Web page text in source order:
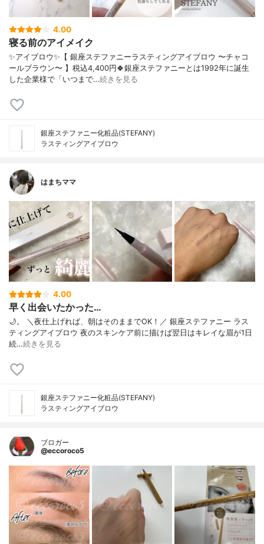
4.00
寝る前のアイメイク
✨アイブロウ✨【 銀座ステファニーラスティングアイブロウ 〜チャコ
ールブラウン〜 】税込4,400円🍀銀座ステファニーとは1992年に誕生
した企業様で「いつまで…続きを見る
銀座ステファニー化粧品(STEFANY)
ラスティングアイブロウ
はまちママ
4.00
早く出会いたかった…
🌙。 ＼夜仕上げれば、朝はそのままでOK！／ 銀座ステファニー ラス
ティングアイブロウ 夜のスキンケア前に描けば翌日は⁠キレイな眉が1日
続…続きを見る
銀座ステファニー化粧品(STEFANY)
ラスティングアイブロウ
ブロガー
@eccoroco5